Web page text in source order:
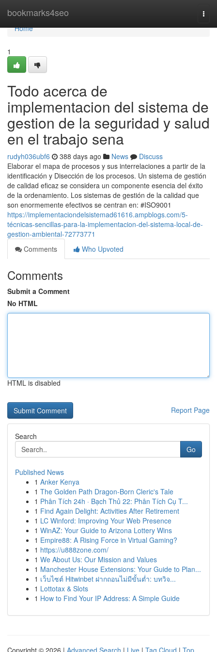
bookmarks4seo
Home
Home
1
Todo acerca de
implementacion del sistema de
gestion de la seguridad y salud
en el trabajo sena
rudyh036ubf6 388 days ago News
Discuss
Elaborar el mapa de procesos y sus interrelaciones a partir de la
identificación y Disección de los procesos. Un sistema de gestión
de calidad eficaz se considera un componente esencia del éxito
de la ordenamiento. Los sistemas de gestión de la calidad que
son enormemente efectivos se centran en: #ISO9001
https://implementaciondelsistemad61616.ampblogs.com/5-
técnicas-sencillas-para-la-implementacion-del-sistema-local-de-
gestion-ambiental-72773771
Comments
Who Upvoted
Comments
Submit a Comment
No HTML
HTML is disabled
Report Page
Search
Go
Published News
1 Anker Kenya
1 The Golden Path Dragon-Born Cleric's Tale
1 Phân Tích 24h · Bạch Thủ 22: Phân Tích Cụ T...
1 Find Again Delight: Activities After Retirement
1 LC Winford: Improving Your Web Presence
1 WinAZ: Your Guide to Arizona Lottery Wins
1 Empire88: A Rising Force in Virtual Gaming?
1 https://u888zone.com/
1 We About Us: Our Mission and Values
1 Manchester House Extensions: Your Guide to Plan...
1 เว็บไซต์ Hitwinbet ฝากถอนไม่มีขั้นต่ำ: บทวิจ...
1 Lottotax & Slots
1 How to Find Your IP Address: A Simple Guide
Copyright © 2026 | Advanced Search | Live | Tag Cloud | Top